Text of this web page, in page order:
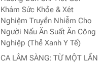
Khám Sức Khỏe & Xét
Nghiệm Truyền Nhiễm Cho
Người Nấu Ăn Suất Ăn Công
Nghiệp (Thẻ Xanh Y Tế)
CA LÂM SÀNG: TỪ MỘT LẦN